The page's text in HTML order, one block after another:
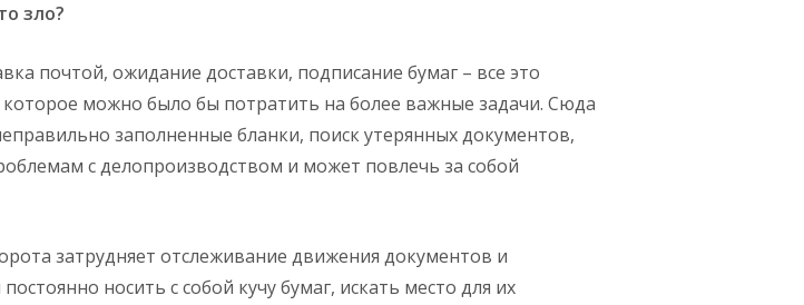
зло?
почтой, ожидание доставки, подписание бумаг – все это
можно было бы потратить на более важные задачи. Сюда
заполненные бланки, поиск утерянных документов,
с делопроизводством и может повлечь за собой
затрудняет отслеживание движения документов и
носить с собой кучу бумаг, искать место для их